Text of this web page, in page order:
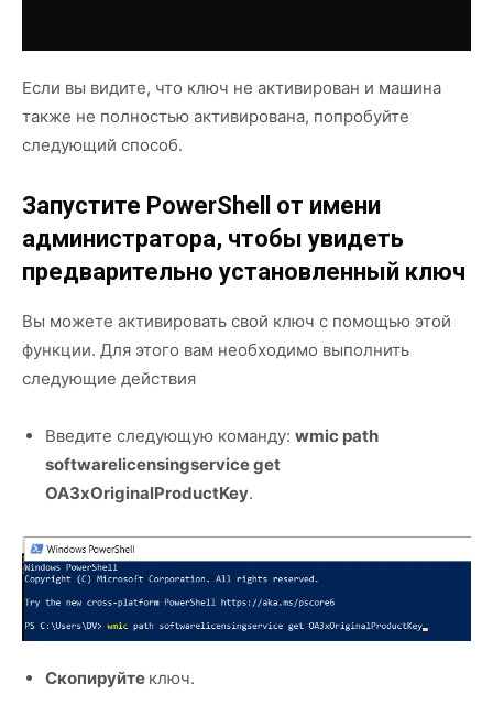
Если вы видите, что ключ не активирован и машина
также не полностью активирована, попробуйте
следующий способ.
Запустите PowerShell от имени
администратора, чтобы увидеть
предварительно установленный ключ
Вы можете активировать свой ключ с помощью этой
функции. Для этого вам необходимо выполнить
следующие действия
Введите следующую команду: wmic path
softwarelicensingservice get
OA3xOriginalProductKey.
Скопируйте ключ.